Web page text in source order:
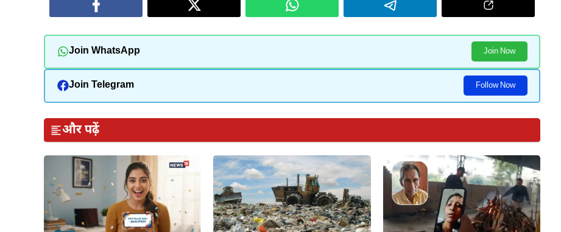
Join WhatsApp Join Now
Join Telegram Follow Now
और पढ़ें